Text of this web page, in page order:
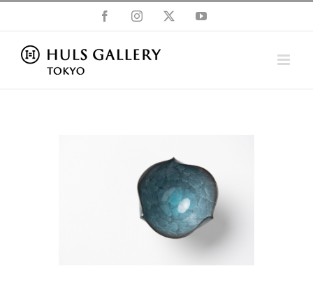
to
content
FacebookInstagram YouTube